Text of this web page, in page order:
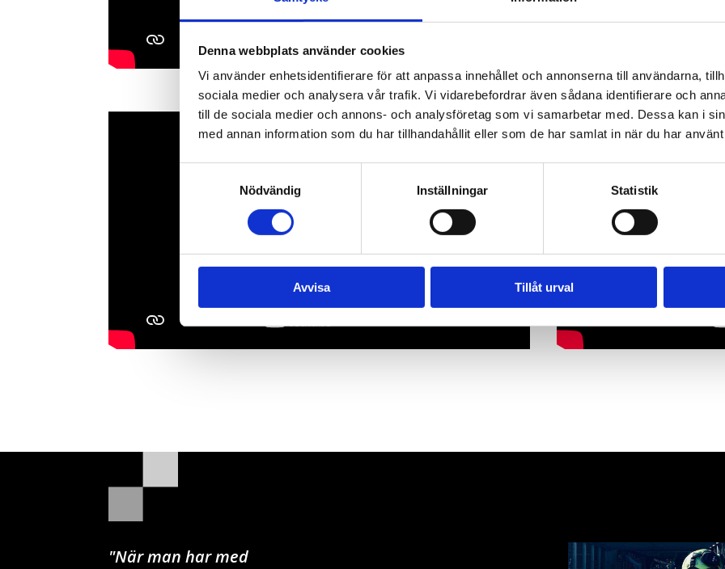
Denna webbplats använder cookies
Vi använder enhetsidentifierare för att anpassa innehållet och annonserna till användarna,
sociala medier och analysera vår trafik. Vi vidarebefordrar även sådana identifierare och
till de sociala medier och annons- och analysföretag som vi samarbetar med. Dessa kan i
med annan information som du har tillhandahållit eller som de har samlat in när du har
Nödvändig
Inställningar Statistik
Avvisa Tillåt urval
"När man har med